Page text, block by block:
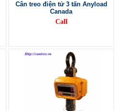
Cân treo điện tử 3 tấn Anyload
Canada
Call